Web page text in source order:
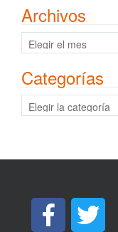
Archivos
Archivos
Categorías
Categorías